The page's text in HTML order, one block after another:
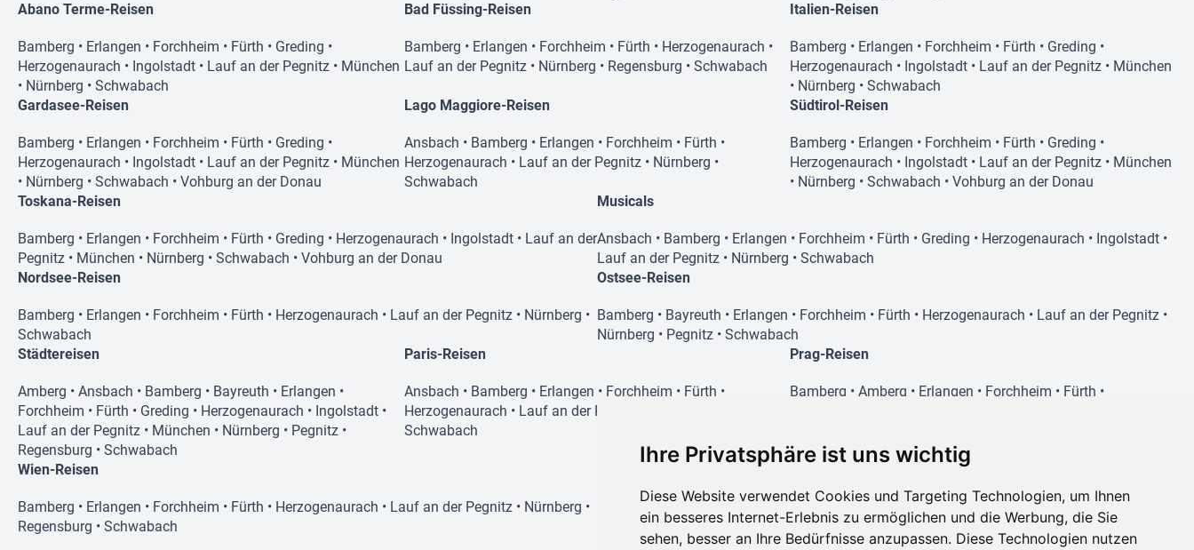
Ihre Privatsphäre ist uns wichtig
Diese Website verwendet Cookies und Targeting Technologien, um Ihnen
ein besseres Internet-Erlebnis zu ermöglichen und die Werbung, die Sie
sehen, besser an Ihre Bedürfnisse anzupassen. Diese Technologien nutzen
Digitaler Reiseassistent
Abano Terme-Reisen
Bamberg • Erlangen • Forchheim • Fürth • Greding •
Herzogenaurach • Ingolstadt • Lauf an der Pegnitz • München
• Nürnberg • Schwabach
Bad Füssing-Reisen
Bamberg • Erlangen • Forchheim • Fürth • Herzogenaurach •
Lauf an der Pegnitz• Nürnberg • Regensburg • Schwabach
Italien-Reisen
Bamberg • Erlangen • Forchheim • Fürth • Greding •
Herzogenaurach • Ingolstadt • Lauf an der Pegnitz • München
• Nürnberg •Schwabach
Gardasee-Reisen
Bamberg • Erlangen • Forchheim • Fürth • Greding •
Herzogenaurach • Ingolstadt • Lauf an der Pegnitz • München
• Nürnberg • Schwabach • Vohburg an der Donau
Lago Maggiore-Reisen
Ansbach • Bamberg • Erlangen • Forchheim • Fürth •
Herzogenaurach • Lauf an der Pegnitz• Nürnberg •
Schwabach
Südtirol-Reisen
Bamberg • Erlangen • Forchheim • Fürth • Greding •
Herzogenaurach • Ingolstadt • Lauf an der Pegnitz • München
• Nürnberg •Schwabach •Vohburg an der Donau
Toskana-Reisen
Bamberg • Erlangen • Forchheim • Fürth • Greding • Herzogenaurach • Ingolstadt • Lauf an der
Pegnitz • München • Nürnberg • Schwabach • Vohburg an der Donau
Musicals
Ansbach • Bamberg • Erlangen • Forchheim • Fürth • Greding • Herzogenaurach • Ingolstadt •
Lauf an der Pegnitz • Nürnberg • Schwabach
Nordsee-Reisen
Bamberg • Erlangen • Forchheim • Fürth • Herzogenaurach • Lauf an der Pegnitz • Nürnberg •
Schwabach
Ostsee-Reisen
Bamberg • Bayreuth • Erlangen • Forchheim • Fürth • Herzogenaurach • Lauf an der Pegnitz •
Nürnberg • Pegnitz • Schwabach
Städtereisen
Amberg • Ansbach • Bamberg • Bayreuth • Erlangen •
Forchheim • Fürth • Greding • Herzogenaurach • Ingolstadt •
Lauf an der Pegnitz • München • Nürnberg • Pegnitz •
Regensburg • Schwabach
Paris-Reisen
Ansbach • Bamberg • Erlangen • Forchheim • Fürth •
Herzogenaurach • Lauf an der Pegnitz
Schwabach
Prag-Reisen
Bamberg •Amberg • Erlangen • Forchheim • Fürth •
Wien-Reisen
Bamberg • Erlangen • Forchheim • Fürth • Herzogenaurach • Lauf an der Pegnitz • Nürnberg •
Regensburg • Schwabach
Ansbach•Bamberg•Erlangen•Forchheim•Fürth •Herzogenaurach•Lauf an der Pegnitz
Nürnberg•Schwabach